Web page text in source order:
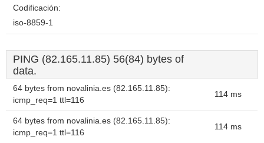
Codificación:
iso-8859-1
PING (82.165.11.85) 56(84) bytes of
data.
64 bytes from novalinia.es (82.165.11.85):
icmp_req=1 ttl=116
114 ms
64 bytes from novalinia.es (82.165.11.85):
icmp_req=1 ttl=116
114 ms